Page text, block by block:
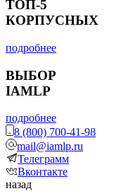
ТОП-5
КОРПУСНЫХ
подробнее
ВЫБОР
IAMLP
подробнее
8 (800) 700-41-98
mail@iamlp.ru
Телеграмм
Вконтакте
назад